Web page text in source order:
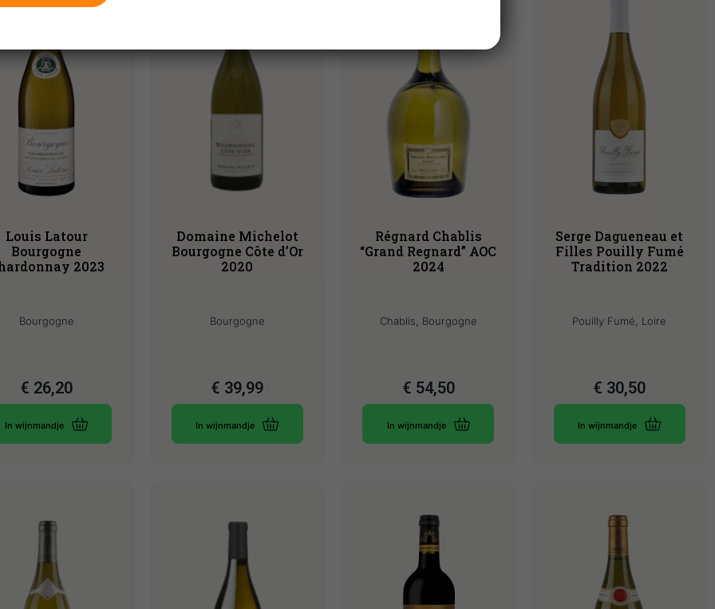
Louis Latour
Bourgogne
2023
Bourgogne
€ 26,20
In wijnmandje
Domaine Michelot
Bourgogne Côte d’Or
2020
Bourgogne
€ 39,99
In wijnmandje
Régnard Chablis
“Grand Regnard” AOC
2024
Chablis, Bourgogne
€ 54,50
In wijnmandje
Serge Dagueneau et
Filles Pouilly Fumé
Tradition 2022
Pouilly Fumé, Loire
€ 30,50
In wijnmandje